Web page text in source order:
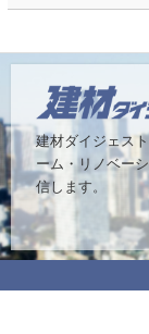
建材ダイジェス
ーム・リノベー
信します。